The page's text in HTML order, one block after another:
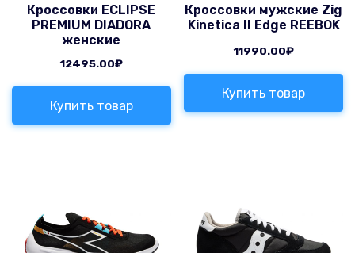
Кроссовки ECLIPSE
PREMIUM DIADORA
женские
12495.00₽
Купить товар
Кроссовки мужские Zig
Kinetica II Edge REEBOK
11990.00₽
Купить товар